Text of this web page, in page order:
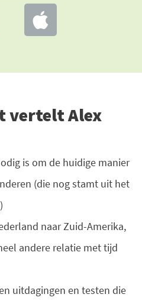
vertelt Alex
is om de huidige manier
(die nog stamt uit het
naar Zuid-Amerika,
andere relatie met tijd
uitdagingen en testen die